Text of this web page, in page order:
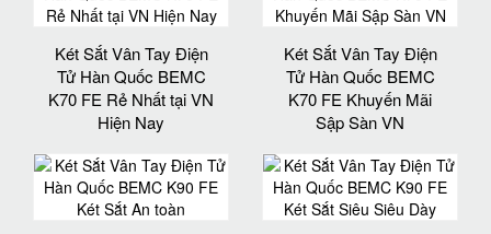
Két Sắt Vân Tay Điện
Tử Hàn Quốc BEMC
K70 FE Rẻ Nhất tại VN
Hiện Nay
Két Sắt Vân Tay Điện
Tử Hàn Quốc BEMC
K70 FE Khuyến Mãi
Sập Sàn VN